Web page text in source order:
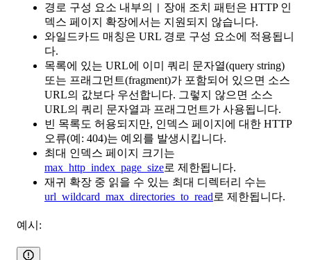
경로 구성 요소 내부의
장애 조치 패턴은 HTTP 인
덱스 페이지 확장에서는 지원되지 않습니다.
와일드카드 매칭은 URL 경로 구성 요소에 적용됩니
다.
목록에 있는 URL에 이미 쿼리 문자열(query string)
또는 프래그먼트(fragment)가 포함되어 있으면 소스
URL의 값보다 우선합니다. 그렇지 않으면 소스
URL의 쿼리 문자열과 프래그먼트가 사용됩니다.
빈 목록도 허용되지만, 인덱스 페이지에 대한 HTTP
오류(예: 404)는 예외를 발생시킵니다.
최대 인덱스 페이지 크기는
max_http_index_page_size로 제한됩니다.
재귀 확장 중 읽을 수 있는 최대 디렉터리 수는
url_wildcard_max_directories_to_read로 제한됩니다.
예시: